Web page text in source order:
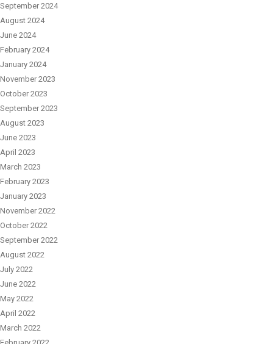
September 2024
August 2024
June 2024
February 2024
January 2024
November 2023
October 2023
September 2023
August 2023
June 2023
April 2023
March 2023
February 2023
January 2023
November 2022
October 2022
September 2022
August 2022
July 2022
June 2022
May 2022
April 2022
March 2022